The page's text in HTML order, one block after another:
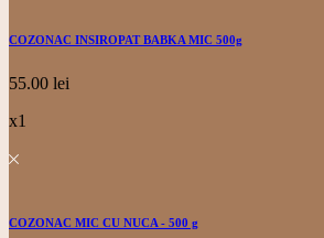
COZONAC INSIROPAT BABKA MIC 500g
55.00 lei
x1
COZONAC MIC CU NUCA - 500 g